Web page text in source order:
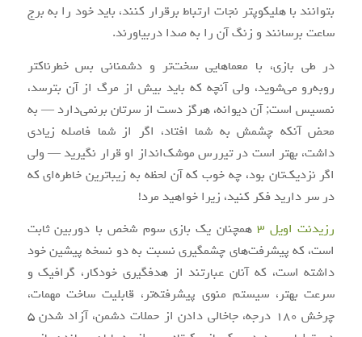
بتوانند با هلیکوپتر نجات ارتباط برقرار کنند، باید خود را به برج
ساعت برسانند و زنگ آن را به صدا دربیاورند.
در طی بازی، با معماهایی سخت‌تر و دشمنانی بس خطرناکتر
روبه‌رو می‌شوید، ولی آنچه که باید بیش از مرگ از آن بترسد،
نمسیس است; آن دیوانه، هرگز دست از سرتان برنمی‌دارد — به
محض آنکه چشمش به شما افتاد، اگر از شما فاصله زیادی
داشت، بهتر است در تیررس موشک‌انداز او قرار نگیرید — ولی
اگر نزدیک‌تان بود، چه خوب که آن لحظه به زیباترین خاطره‌ای که
در سر دارید فکر کنید، زیرا خواهید مرد!
رزیدنت اویل ۳
همچنان یک بازی سوم شخص با دوربین ثابت
است، که پیشرفت‌های چشمگیری نسبت به دو نسخه پیشین خود
داشته است، که آنان عبارتند از هدفگیری خودکار، گرافیک و
سرعت بهتر، سیستم منوی پیشرفته‌تر، قابلیت ساخت مهمات،
چرخش ۱۸۰ درجه، جاخالی دادن از حملات دشمن، آزاد شدن ۵